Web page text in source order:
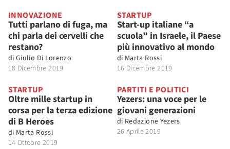
INNOVAZIONE
Tutti parlano di fuga, ma
chi parla dei cervelli che
restano?
di Giulio Di Lorenzo
18 Dicembre 2019
STARTUP
Start-up italiane “a
scuola” in Israele, il Paese
più innovativo al mondo
di Marta Rossi
16 Dicembre 2019
STARTUP
Oltre mille startup in
corsa per la terza edizione
di B Heroes
di Marta Rossi
14 Ottobre 2019
PARTITI E POLITICI
Yezers: una voce per le
giovani generazioni
di Redazione Yezers
26 Aprile 2019